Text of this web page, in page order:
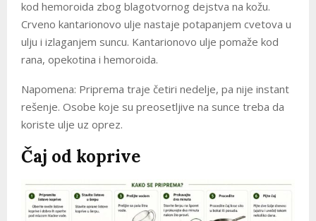
kod hemoroida zbog blagotvornog dejstva na kožu.
Crveno kantarionovo ulje nastaje potapanjem cvetova u
ulju i izlaganjem suncu. Kantarionovo ulje pomaže kod
rana, opekotina i hemoroida.
Napomena: Priprema traje četiri nedelje, pa nije instant
rešenje. Osobe koje su preosetljive na sunce treba da
koriste ulje uz oprez.
Čaj od koprive